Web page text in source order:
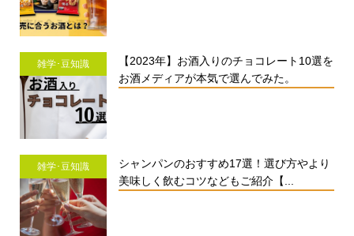
雑学･豆知識
【2023年】お酒入りのチョコレート10選を
お酒メディアが本気で選んでみた。
雑学･豆知識
シャンパンのおすすめ17選！選び方やより
美味しく飲むコツなどもご紹介【...